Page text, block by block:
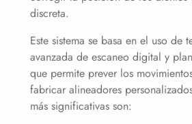
discreta.
Este sistema se basa en el uso de
avanzada de escaneo digital y
que permite prever los
fabricar alineadores
más significativas son: